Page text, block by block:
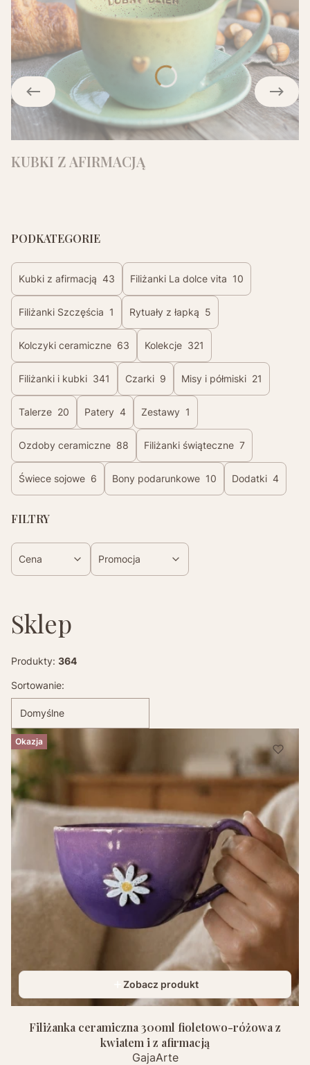
KUBKI Z AFIRMACJĄ
PODKATEGORIE
Kubki z afirmacją 43 Filiżanki La dolce vita 10
Filiżanki Szczęścia 1 Rytuały z łapką 5
Kolczyki ceramiczne 63 Kolekcje 321
Filiżanki i kubki 341 Czarki 9 Misy i półmiski 21
Talerze 20 Patery 4 Zestawy 1
Ozdoby ceramiczne 88 Filiżanki świąteczne 7
Świece sojowe 6 Bony podarunkowe 10 Dodatki 4
FILTRY
Cena Promocja
Sklep
Produkty: 364
Lista produktów
Sortowanie:
Domyślne
Okazja
Zobacz produkt
Filiżanka ceramiczna 300ml fioletowo-różowa z
kwiatem i z afirmacją
GajaArte